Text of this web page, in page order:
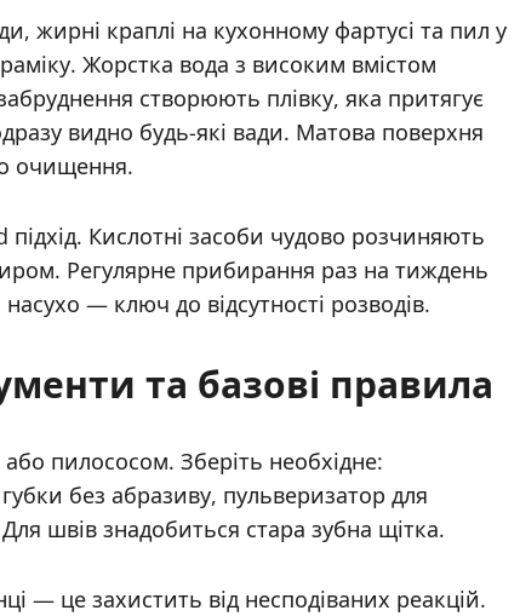
жирні краплі на кухонному фартусі та пил у
Жорстка вода з високим вмістом
створюють плівку, яка притягує
видно будь-які вади. Матова поверхня
очищення.
Кислотні засоби чудово розчиняють
Регулярне прибирання раз на тиждень
— ключ до відсутності розводів.
та базові правила
пилососом. Зберіть необхідне:
без абразиву, пульверизатор для
швів знадобиться стара зубна щітка.
— це захистить від несподіваних реакцій.